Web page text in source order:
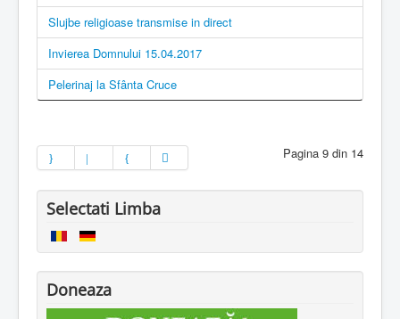
Slujbe religioase transmise in direct
Invierea Domnului 15.04.2017
Pelerinaj la Sfânta Cruce
Pagina 9 din 14
Selectati Limba
Doneaza